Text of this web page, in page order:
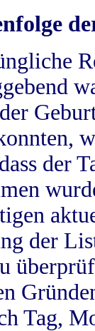
der
der
Tag,